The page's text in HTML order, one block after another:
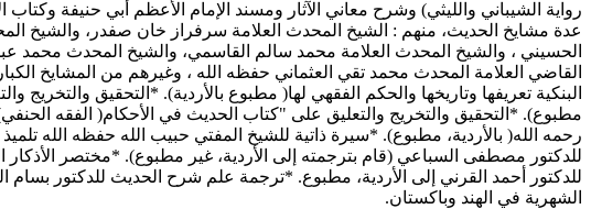
رواية الشيباني والليثي) وشرح معاني الآثار ومسند الإمام الأعظم أبي حنيفة
عدة مشايخ الحديث، منهم : الشيخ المحدث العلامة سرفراز خان صفدر، والشيخ
الحسيني ، والشيخ المحدث العلامة محمد سالم القاسمي، والشيخ المحدث محمد
القاضي العلامة المحدث محمد تقي العثماني حفظه الله ، وغيرهم من المشايخ
البنكية تعريفها وتاريخها والحكم الفقهي لها( مطبوع بالأردية). *التحقيق
مطبوع). *التحقيق والتخريج والتعليق على "كتاب الحديث في الأحكام( الفقه
رحمه الله( بالأردية، مطبوع). *سيرة ذاتية للشيخ المفتي حبيب الله حفظه الله
للدكتور مصطفى السباعي (قام بترجمته إلى الأردية، غير مطبوع). *مختصر الأذكار
للدكتور أحمد القرني إلى الأردية، مطبوع. *ترجمة علم شرح الحديث للدكتور بسام
الشهرية في الهند وباكستان.